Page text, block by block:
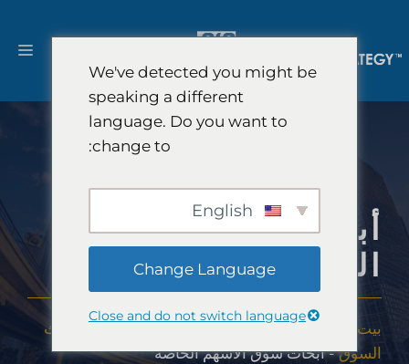
المحتوى
أبحاث سوق الأسهم
الخاصة
بيت -
استشارات استراتيجية FinTech وأبحاث
السوق-أبحاث سوق الأسهم الخاصة
We've detected you might be
speaking a different
language. Do you want to
change to:
Change Language
Close and do not switch language